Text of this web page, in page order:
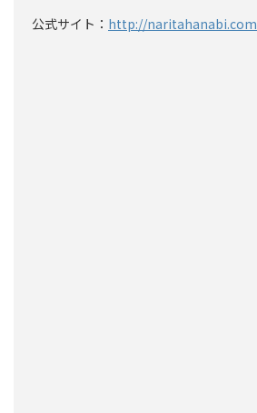
公式サイト： http://naritahanabi.com